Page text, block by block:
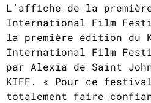
L’affiche de la
International Film
la première édition du
International Film
par Alexia de Saint
KIFF. « Pour ce
totalement faire